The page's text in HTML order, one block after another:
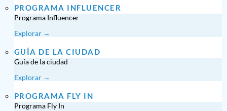
PROGRAMA INFLUENCER
Programa Influencer
Explorar →
GUÍA DE LA CIUDAD
Guía de la ciudad
Explorar →
PROGRAMA FLY IN
Programa Fly In